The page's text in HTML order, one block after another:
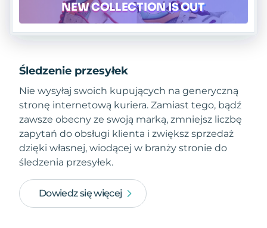
Śledzenie przesyłek
Nie wysyłaj swoich kupujących na generyczną
stronę internetową kuriera. Zamiast tego, bądź
zawsze obecny ze swoją marką, zmniejsz liczbę
zapytań do obsługi klienta i zwiększ sprzedaż
dzięki własnej, wiodącej w branży stronie do
śledzenia przesyłek.
Dowiedz się więcej